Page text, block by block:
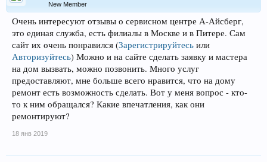
New Member
Очень интересуют отзывы о сервисном центре А-Айсберг,
это единая служба, есть филиалы в Москве и в Питере. Сам
сайт их очень понравился (Зарегистрируйтесь или
Авторизуйтесь) Можно и на сайте сделать заявку и мастера
на дом вызвать, можно позвонить. Много услуг
предоставляют, мне больше всего нравится, что на дому
ремонт есть возможность сделать. Вот у меня вопрос - кто-
то к ним обращался? Какие впечатления, как они
ремонтируют?
18 янв 2019